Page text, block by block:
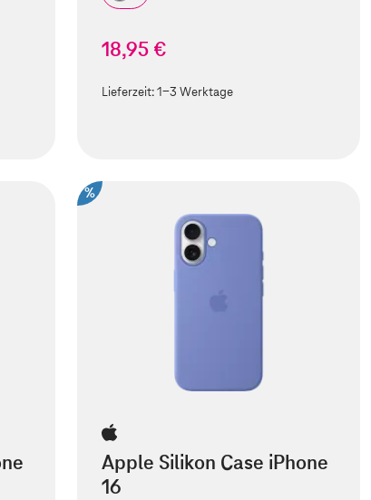
18,95 €
Lieferzeit:1-3 Werktage
%
Apple Silikon Case iPhone
16